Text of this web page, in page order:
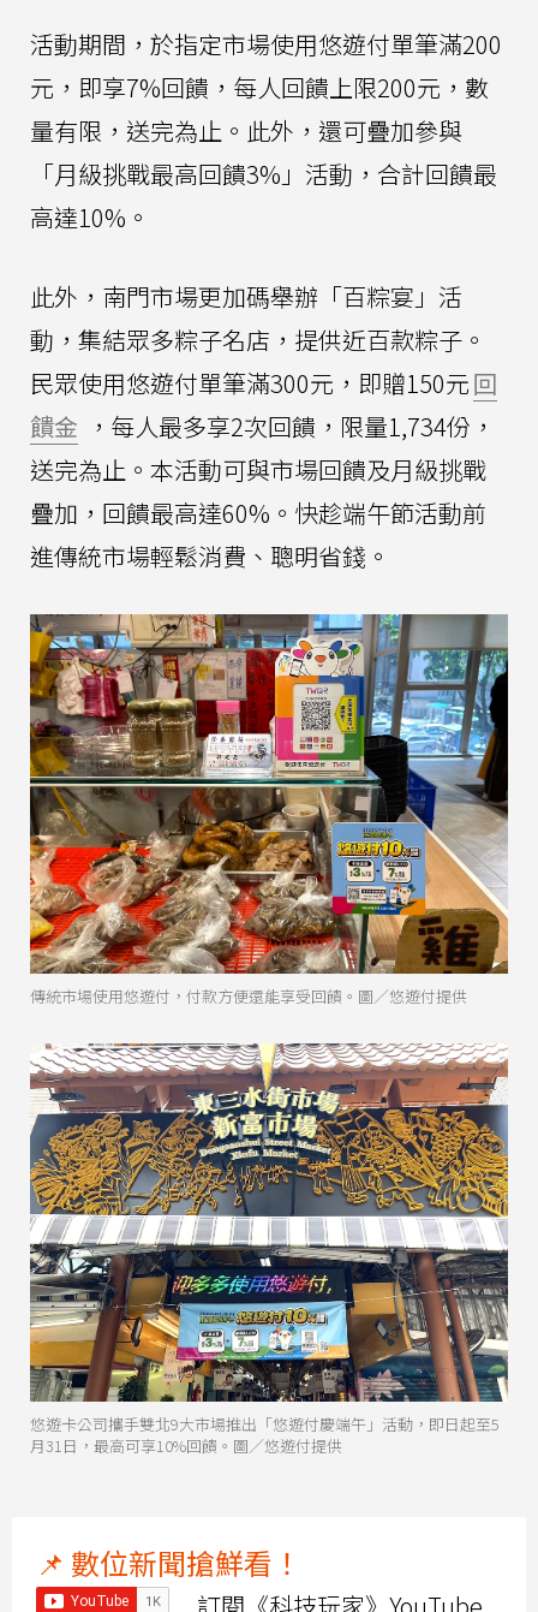
活動期間，於指定市場使用悠遊付單筆滿200
元，即享7%回饋，每人回饋上限200元，數
量有限，送完為止。此外，還可疊加參與
「月級挑戰最高回饋3%」活動，合計回饋最
高達10%。
此外，南門市場更加碼舉辦「百粽宴」活
動，集結眾多粽子名店，提供近百款粽子。
民眾使用悠遊付單筆滿300元，即贈150元回
饋金 ，每人最多享2次回饋，限量1,734份，
送完為止。本活動可與市場回饋及月級挑戰
疊加，回饋最高達60%。快趁端午節活動前
進傳統市場輕鬆消費、聰明省錢。
傳統市場使用悠遊付，付款方便還能享受回饋。圖／悠遊付提供
悠遊卡公司攜手雙北9大市場推出「悠遊付慶端午」活動，即日起至5
月31日，最高可享10%回饋。圖／悠遊付提供
📌 數位新聞搶鮮看！